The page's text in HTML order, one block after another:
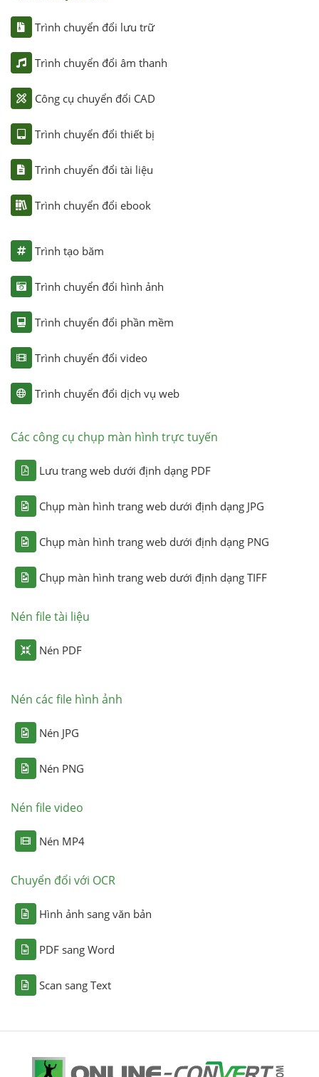
Trình chuyển đổi lưu trữ
Trình chuyển đổi âm thanh
Công cụ chuyển đổi CAD
Trình chuyển đổi thiết bị
Trình chuyển đổi tài liệu
Trình chuyển đổi ebook
Trình tạo băm
Trình chuyển đổi hình ảnh
Trình chuyển đổi phần mềm
Trình chuyển đổi video
Trình chuyển đổi dịch vụ web
Các công cụ chụp màn hình trực tuyến
Lưu trang web dưới định dạng PDF
Chụp màn hình trang web dưới định dạng JPG
Chụp màn hình trang web dưới định dạng PNG
Chụp màn hình trang web dưới định dạng TIFF
Nén file tài liệu
Nén PDF
Nén các file hình ảnh
Nén JPG
Nén PNG
Nén file video
Nén MP4
Chuyển đổi với OCR
Hình ảnh sang văn bản
PDF sang Word
Scan sang Text